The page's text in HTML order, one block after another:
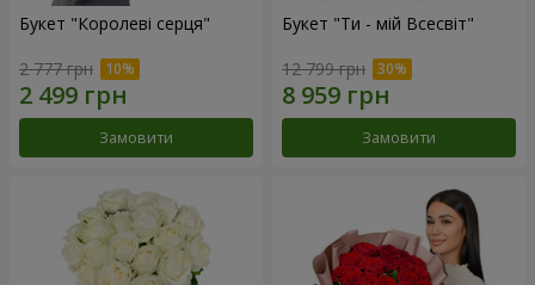
Букет "Королеві серця"
2 777 грн
Замовити
Букет "Ти - мій Всесвіт"
12 799 грн
Замовити